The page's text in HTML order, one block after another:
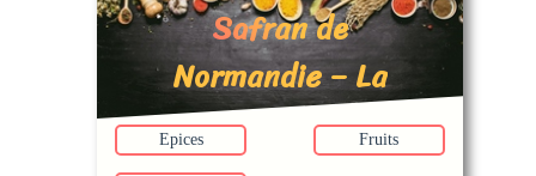
Safran de
Normandie – La
Hoguette
Epices Fruits